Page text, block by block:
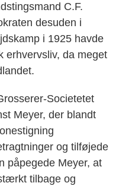
C.F.
desuden i
i 1925 havde
erhvervsliv, da meget
Societetet
Meyer, der blandt
og tilføjede
påpegede Meyer, at
tilbage og